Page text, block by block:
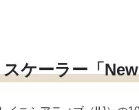
ケーラー「